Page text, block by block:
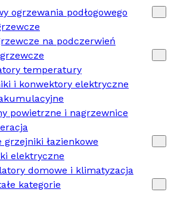
ogrzewania podłogowego
na podczerwień
temperatury
i konwektory elektryczne
powietrzne i nagrzewnice
grzejniki łazienkowe
elektryczne
domowe i klimatyzacja
kategorie